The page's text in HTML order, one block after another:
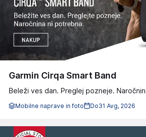
Garmin Cirqa Smart Band
Beleži ves dan. Preglej pozneje.
Mobilne naprave in foto Do31 Avg, 2026